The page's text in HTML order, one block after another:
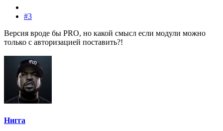
#3
Версия вроде бы PRO, но какой смысл если модули можно
только с авторизацией поставить?!
Нигга